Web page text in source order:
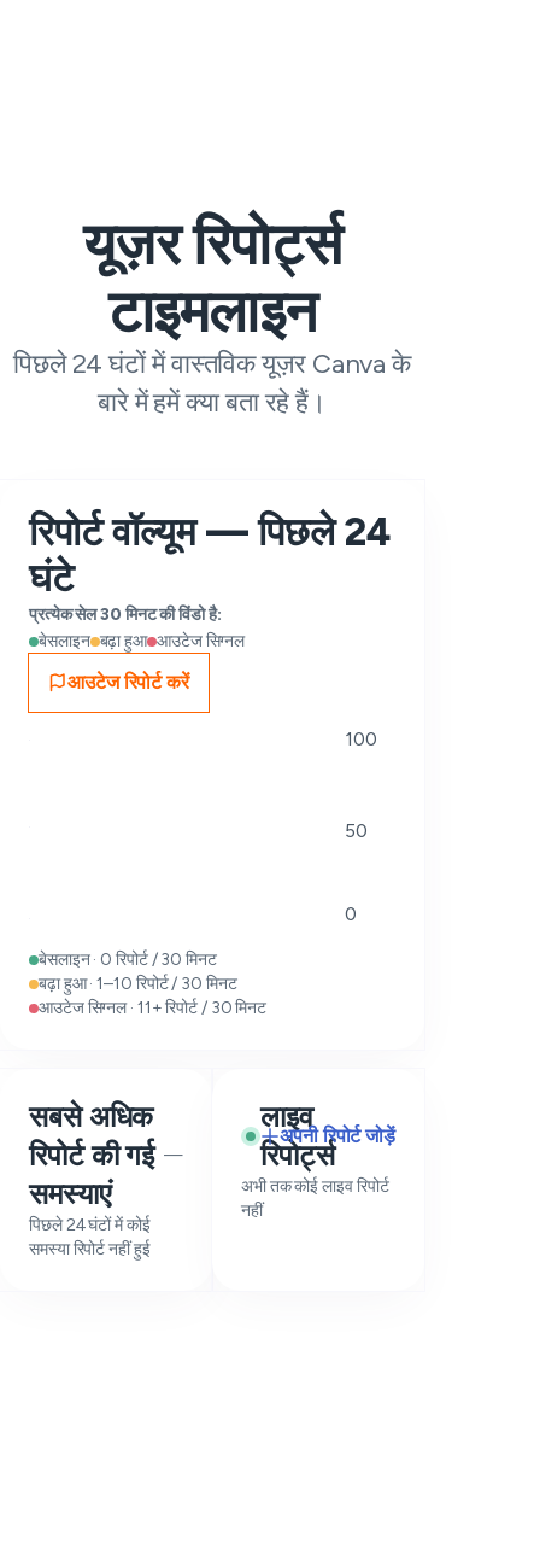
यूज़र रिपोर्ट्स
टाइमलाइन
पिछले 24 घंटों में वास्तविक यूज़र Canva के
बारे में हमें क्या बता रहे हैं।
रिपोर्ट वॉल्यूम — पिछले 24
घंटे
प्रत्येक सेल 30 मिनट की विंडो है:
बेसलाइन बढ़ा हुआ आउटेज सिग्नल
आउटेज रिपोर्ट करें
100
50
0
बेसलाइन · 0 रिपोर्ट / 30 मिनट
बढ़ा हुआ · 1–10 रिपोर्ट / 30 मिनट
आउटेज सिग्नल · 11+ रिपोर्ट / 30 मिनट
सबसे अधिक
रिपोर्ट की गई
समस्याएं
—
पिछले 24 घंटों में कोई
समस्या रिपोर्ट नहीं हुई
लाइव
रिपोर्ट्स
अपनी रिपोर्ट जोड़ें
अभी तक कोई लाइव रिपोर्ट
नहीं